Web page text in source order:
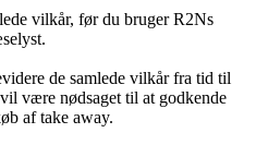
vilkår, før du bruger R2Ns
de samlede vilkår fra tid til
være nødsaget til at godkende
af take away.